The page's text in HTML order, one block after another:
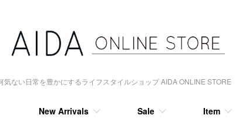
気ない日常を豊かにするライフスタイルショップ AIDA ONLINE STORE
New Arrivals Sale Item